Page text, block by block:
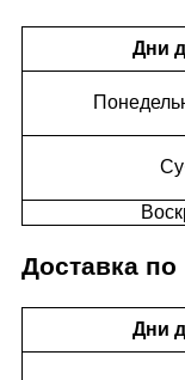
Дни
Доставка
Дни